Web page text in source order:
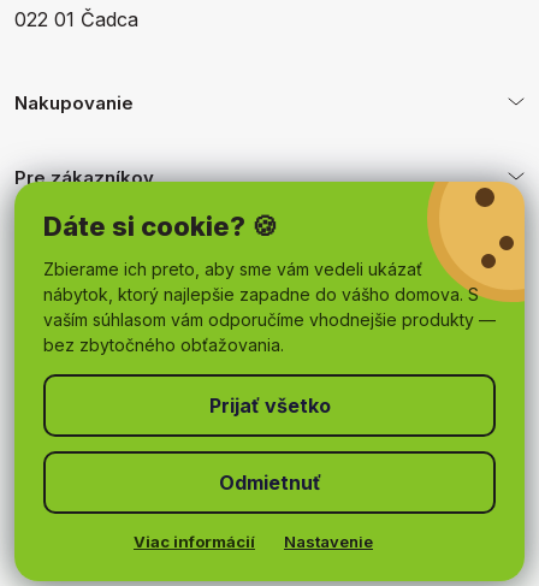
Dáte si cookie? 🍪
Zbierame ich preto, aby sme vám vedeli ukázať
nábytok, ktorý najlepšie zapadne do vášho domova. S
vaším súhlasom vám odporučíme vhodnejšie produkty —
bez zbytočného obťažovania.
Viac informácií Nastavenie
Odmietnuť
022 01 Čadca
Nakupovanie
Pre zákazníkov
Vytvoril Shoptet
mojnabytok.sk. Všetky práva vyhradené.
Upraviť nastavenie cookies